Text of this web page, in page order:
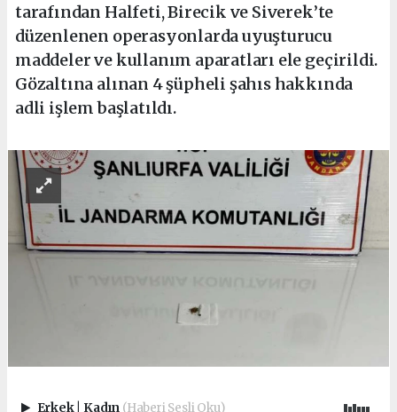
tarafından Halfeti, Birecik ve Siverek’te
düzenlenen operasyonlarda uyuşturucu
maddeler ve kullanım aparatları ele geçirildi.
Gözaltına alınan 4 şüpheli şahıs hakkında
adli işlem başlatıldı.
Erkek Kadın (Haberi Sesli Oku)